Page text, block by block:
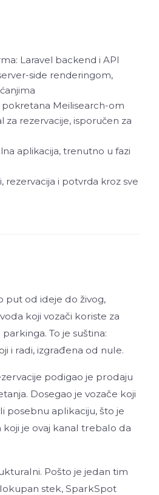
Laravel backend i API
side renderingom,
Meilisearch-om
za rezervacije, isporučen za
aplikacija, trenutno u fazi
rezervacija i potvrda kroz sve
put od ideje do živog,
koji vozači koriste za
To je suština:
i radi, izgrađena od nule.
podigao je prodaju
Dosegao je vozače koji
posebnu aplikaciju, što je
je ovaj kanal trebalo da
Pošto je jedan tim
stek, SparkSpot